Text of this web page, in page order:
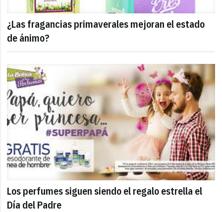
¿Las fragancias primaverales mejoran el estado
de ánimo?
Los perfumes siguen siendo el regalo estrella el
Día del Padre